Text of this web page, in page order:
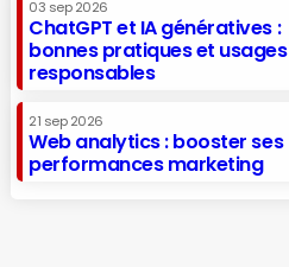
03 sep 2026
ChatGPT et IA génératives :
bonnes pratiques et usages
responsables
21 sep 2026
Web analytics : booster ses
performances marketing